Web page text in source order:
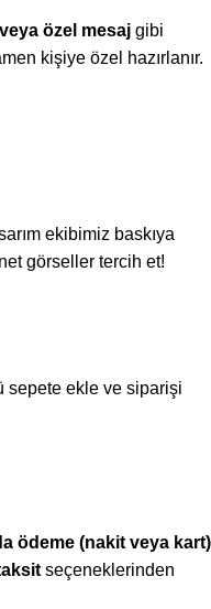
özel mesaj gibi
kişiye özel hazırlanır.
ekibimiz baskıya
görseller tercih et!
sepete ekle ve siparişi
ödeme (nakit veya kart)
seçeneklerinden